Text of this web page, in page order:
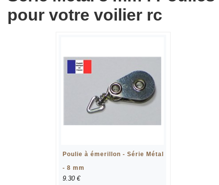
pour votre voilier rc
Poulie à émerillon - Série Métal
- 8 mm
9.30 €